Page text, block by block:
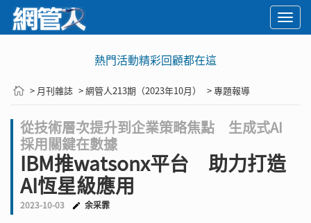
熱門活動精彩回顧都在這
> 月刊雜誌 > 網管人213期（2023年10月） > 專題報導
從技術層次提升到企業策略焦點 生成式AI
採用關鍵在數據
IBM推watsonx平台 助力打造
AI恆星級應用
2023-10-03 余采霏